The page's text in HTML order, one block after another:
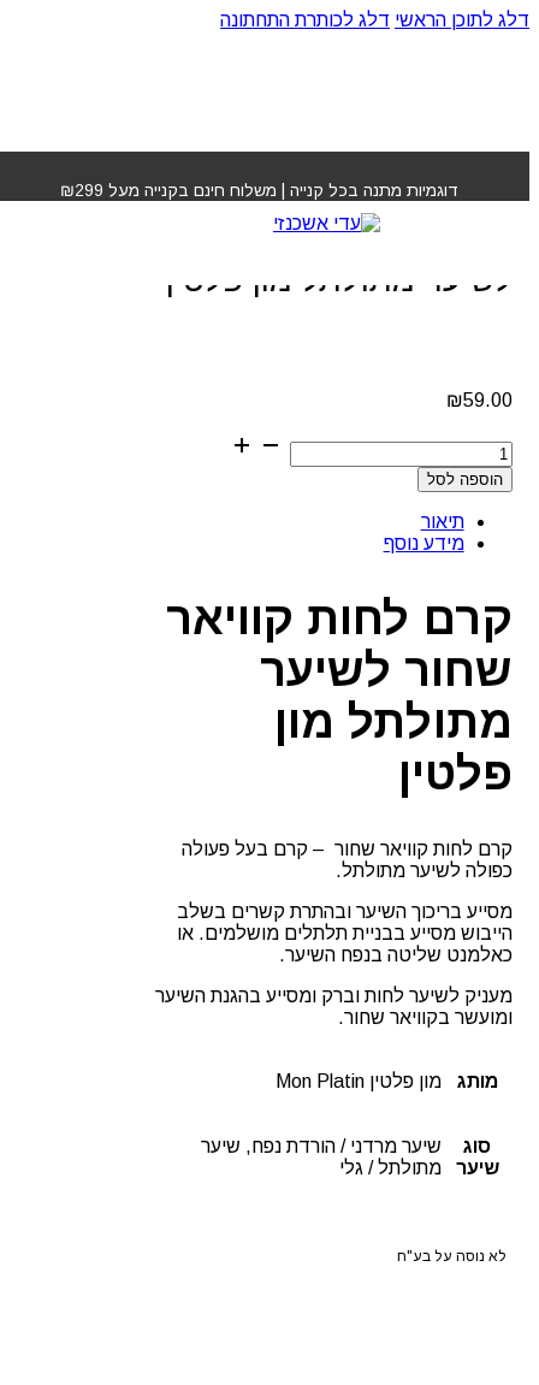
דלג לתוכן הראשי דלג לכותרת התחתונה
דוגמיות מתנה בכל קנייה | משלוח חינם בקנייה מעל ₪299מון פלטין
קרם לחות קוויאר שחור
לשיער מתולתל מון פלטין
₪59.00
כמות
של
קרם
קוויאר
שחור
מון
פלטין
הוספה לסל
תיאור
מידע נוסף
קרם לחות קוויאר
שחור לשיער
מתולתל מון
פלטין
קרם לחות קוויאר שחור – קרם בעל פעולה
כפולה לשיער מתולתל.
מסייע בריכוך השיער ובהתרת קשרים בשלב
הייבוש מסייע בבניית תלתלים מושלמים. או
כאלמנט שליטה בנפח השיער.
מעניק לשיער לחות וברק ומסייע בהגנת השיער
ומועשר בקוויאר שחור.
מותג מון פלטין Mon Platin
סוג
שיער
שיער מרדני / הורדת נפח, שיער
מתולתל / גלי
לא נוסה על בע"ח